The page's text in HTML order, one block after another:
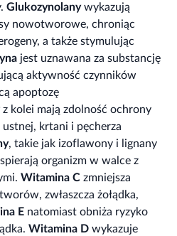
Glukozynolanywykazują
nowotworowe, chroniąc
a także stymulując
jest uznawana za substancję
aktywność czynników
apoptozę
z kolei mają zdolność ochrony
krtani i pęcherza
, takie jak izoflawony i lignany
organizm w walce z
Witamina C zmniejsza
zwłaszcza żołądka,
E natomiast obniża ryzyko
Witamina D wykazuje